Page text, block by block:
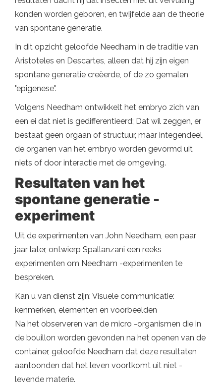
konden worden geboren, en twijfelde aan de theorie
van spontane generatie.
In dit opzicht geloofde Needham in de traditie van
Aristoteles en Descartes, alleen dat hij zijn eigen
spontane generatie creëerde, of de zo gemalen
"epigenese".
Volgens Needham ontwikkelt het embryo zich van
een ei dat niet is gedifferentieerd; Dat wil zeggen, er
bestaat geen orgaan of structuur, maar integendeel,
de organen van het embryo worden gevormd uit
niets of door interactie met de omgeving.
Resultaten van het
spontane generatie -
experiment
Uit de experimenten van John Needham, een paar
jaar later, ontwierp Spallanzani een reeks
experimenten om Needham -experimenten te
bespreken.
Kan u van dienst zijn: Visuele communicatie:
kenmerken, elementen en voorbeelden
Na het observeren van de micro -organismen die in
de bouillon worden gevonden na het openen van de
container, geloofde Needham dat deze resultaten
aantoonden dat het leven voortkomt uit niet -
levende materie.